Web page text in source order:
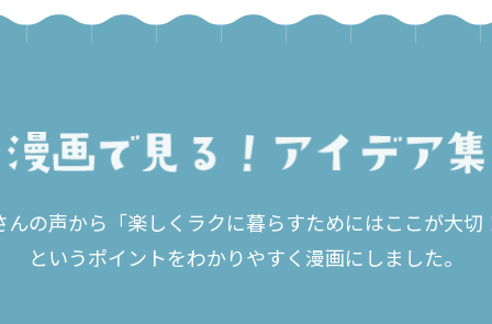
んの声から「楽しくラクに暮らすためにはここが大切
というポイントをわかりやすく漫画にしました。